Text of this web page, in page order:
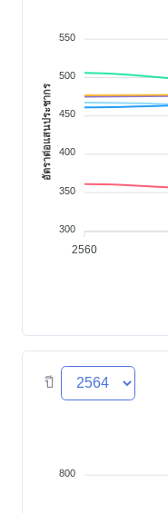
2560
550
500
450
400
350
300
อัตราต่อแสนประชากร
ปี
800